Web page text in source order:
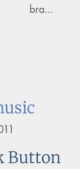
bra…
Button